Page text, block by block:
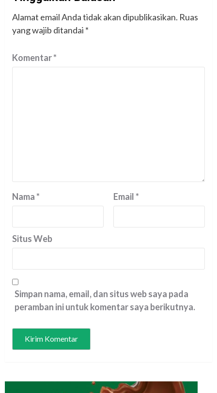
Alamat email Anda tidak akan dipublikasikan. Ruas
yang wajib ditandai *
Komentar*
Nama* Email*
Situs Web
Simpan nama, email, dan situs web saya pada
peramban ini untuk komentar saya berikutnya.